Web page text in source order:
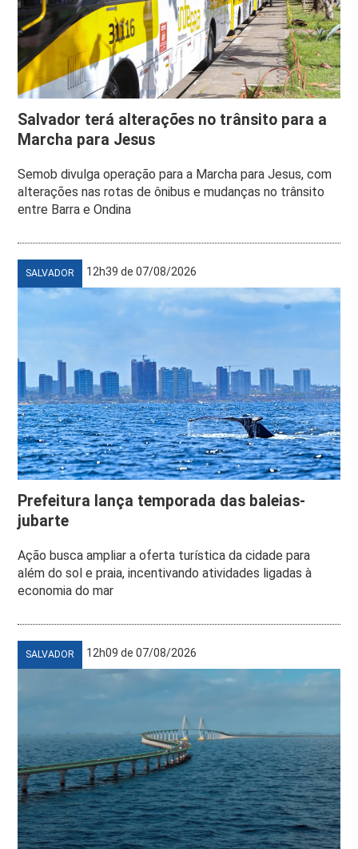
Salvador terá alterações no trânsito para a
Marcha para Jesus
Semob divulga operação para a Marcha para Jesus, com
alterações nas rotas de ônibus e mudanças no trânsito
entre Barra e Ondina
SALVADOR 12h39 de 07/08/2026
Prefeitura lança temporada das baleias-
jubarte
Ação busca ampliar a oferta turística da cidade para
além do sol e praia, incentivando atividades ligadas à
economia do mar
SALVADOR 12h09 de 07/08/2026